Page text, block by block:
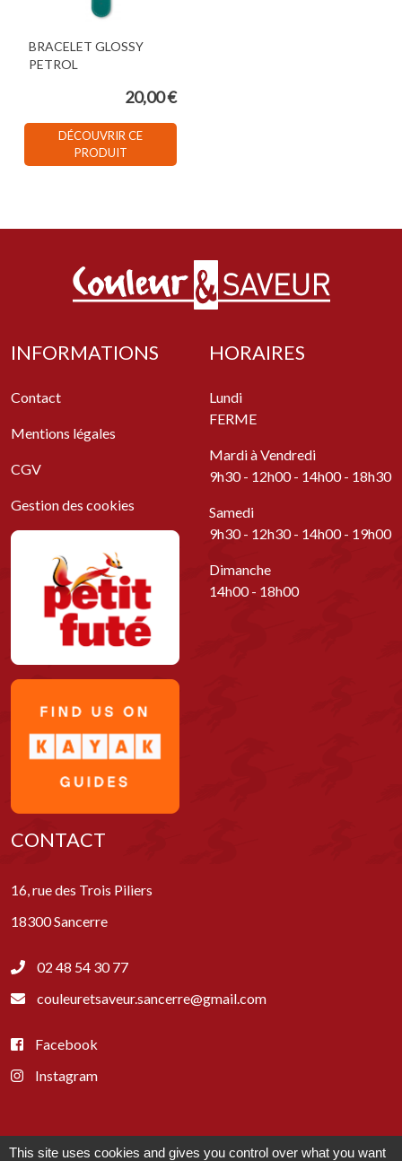
BRACELET GLOSSY
PETROL
20,00 €
DÉCOUVRIR CE
PRODUIT
INFORMATIONS
Contact
Mentions légales
CGV
Gestion des cookies
HORAIRES
Lundi
FERME
Mardi à Vendredi
9h30 - 12h00 - 14h00 - 18h30
Samedi
9h30 - 12h30 - 14h00 - 19h00
Dimanche
14h00 - 18h00
CONTACT
16, rue des Trois Piliers
18300 Sancerre
02 48 54 30 77
couleuretsaveur.sancerre@gmail.com
Facebook
Instagram
This site uses cookies and gives you control over what you want